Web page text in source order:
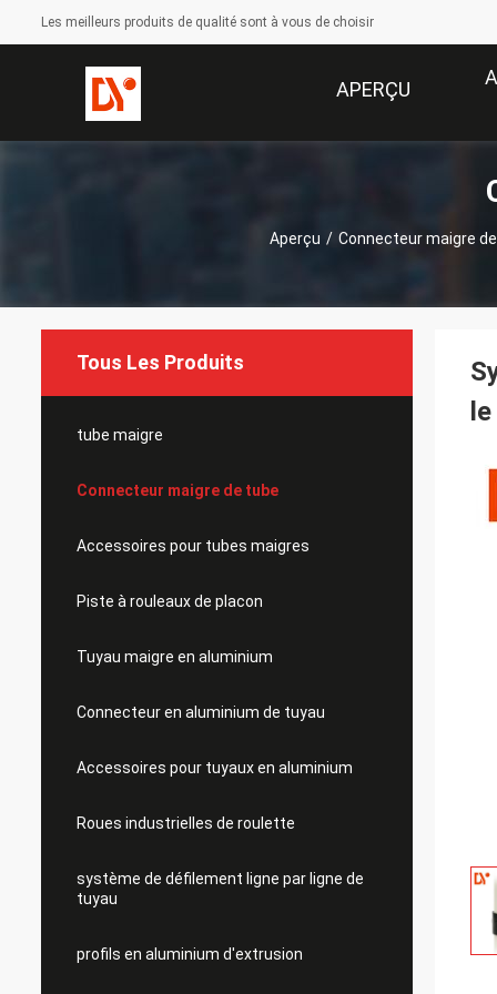
Les meilleurs produits de qualité sont à vous de choisir
APERÇU
Aperçu / Connecteur maigre
Tous Les Produits
tube maigre
Connecteur maigre de tube
Accessoires pour tubes maigres
Piste à rouleaux de placon
Tuyau maigre en aluminium
Connecteur en aluminium de tuyau
Accessoires pour tuyaux en aluminium
Roues industrielles de roulette
système de défilement ligne par ligne de
tuyau
profils en aluminium d'extrusion